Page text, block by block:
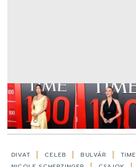
DIVAT CELEB BULVÁR TIME